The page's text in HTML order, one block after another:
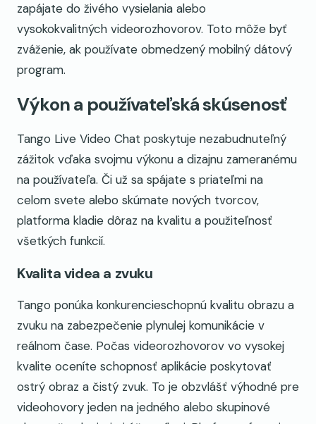
zapájate do živého vysielania alebo
vysokokvalitných videorozhovorov. Toto môže byť
zváženie, ak používate obmedzený mobilný dátový
program.
Výkon a používateľská skúsenosť
Tango Live Video Chat poskytuje nezabudnuteľný
zážitok vďaka svojmu výkonu a dizajnu zameranému
na používateľa. Či už sa spájate s priateľmi na
celom svete alebo skúmate nových tvorcov,
platforma kladie dôraz na kvalitu a použiteľnosť
všetkých funkcií.
Kvalita videa a zvuku
Tango ponúka konkurencieschopnú kvalitu obrazu a
zvuku na zabezpečenie plynulej komunikácie v
reálnom čase. Počas videorozhovorov vo vysokej
kvalite oceníte schopnosť aplikácie poskytovať
ostrý obraz a čistý zvuk. To je obzvlášť výhodné pre
videohovory jeden na jedného alebo skupinové